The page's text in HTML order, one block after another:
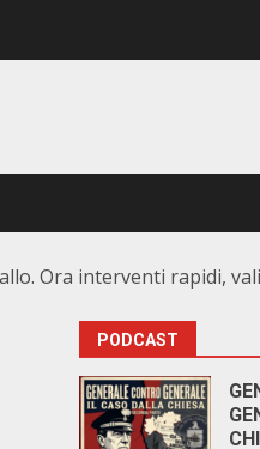
Ora interventi rapidi,
PODCAST